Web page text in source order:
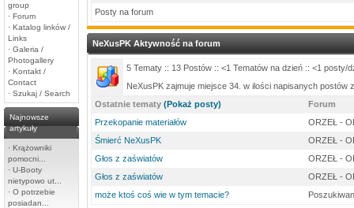
group
· Forum
· Katalog linków /
Links
· Galeria /
Photogallery
· Kontakt /
Contact
· Szukaj / Search
Najnowsze
artykuły
· Krążowniki
pomocni...
· U-Booty
nietypowo ut...
· O potrzebie
posiadan...
Posty na forum
NeXusPK Aktywność na forum
5 Tematy :: 13 Postów :: <1 Tematów na dzień :: <1 posty/
NeXusPK zajmuje miejsce 34. w ilości napisanych postów
Ostatnie tematy (Pokaż posty)
Forum
Przekopanie materiałów
ORZEŁ -
Śmierć NeXusPK
ORZEŁ -
Głos z zaświatów
ORZEŁ -
Głos z zaświatów
ORZEŁ -
może ktoś coś wie w tym temacie?